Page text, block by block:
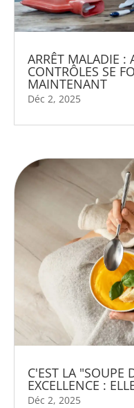
ARRÊT MALADIE :
CONTRÔLES SE
MAINTENANT
Déc 2, 2025
C'EST LA "SOUPE
EXCELLENCE :
Déc 2, 2025